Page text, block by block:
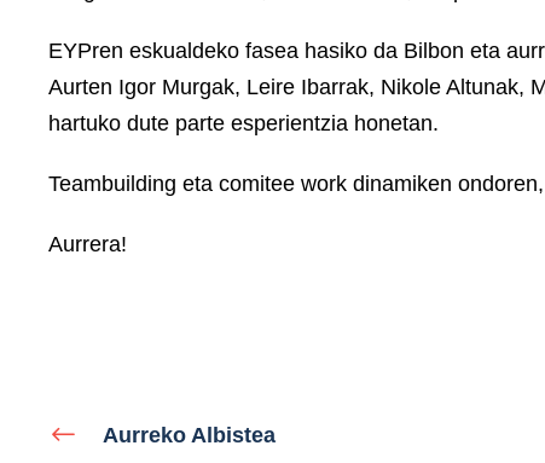
EYPren eskualdeko fasea hasiko da Bilbon eta
Aurten Igor Murgak, Leire Ibarrak, Nikole Altunak,
hartuko dute parte esperientzia honetan.
Teambuilding eta comitee work dinamiken
Aurrera!
Aurreko Albistea